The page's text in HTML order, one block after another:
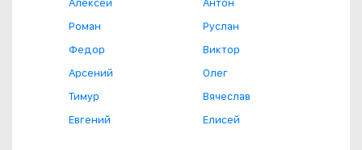
Алексей
Роман
Федор
Арсений
Тимур
Евгений
Антон
Руслан
Виктор
Олег
Вячеслав
Елисей